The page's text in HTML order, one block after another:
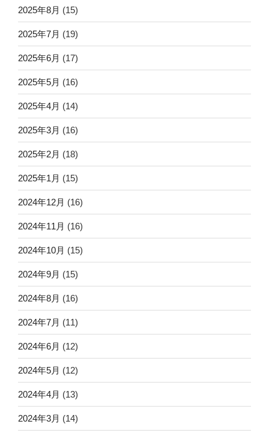
2025年8月 (15)
2025年7月 (19)
2025年6月 (17)
2025年5月 (16)
2025年4月 (14)
2025年3月 (16)
2025年2月 (18)
2025年1月 (15)
2024年12月 (16)
2024年11月 (16)
2024年10月 (15)
2024年9月 (15)
2024年8月 (16)
2024年7月 (11)
2024年6月 (12)
2024年5月 (12)
2024年4月 (13)
2024年3月 (14)